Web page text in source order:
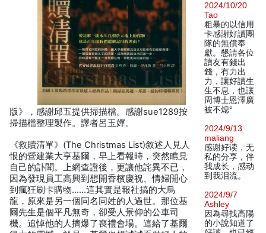
版》，感謝邱五提供掃描檔。感謝sue1289按
掃描檔整理製作。譯者呂玉嬋。
《救贖清單》(The Christmas List)敘述人見人
恨的營建業大亨基爾，早上看報時，突然瞧見
自己的訃聞。上網查證後，更讓他詫異不已，
因為發現員工高興到想開香檳慶祝、情婦開心
到瘋狂刷卡購物……這其實是報社搞的大烏
龍，原來是另一個同名同姓的人過世。那位基
爾先生是個平凡無奇，卻受人景仰的公車司
機。追悼他的人擠爆了喪禮會場。這給了基爾
2024/10/20
Tao
粗暴的以信用
卡感謝好讀團
隊的無償奉
獻。懇請各位
讀友有錢出
錢，有力出
力，讓好讀生
生不息，也讓
周博士恩澤廣
被不熄°
2024/9/13
maliang
感谢好读，无
私的分享，伴
我成长，感动
到我泪流。
2024/9/7
Ashley
因為尋找高陽
的小說知道了